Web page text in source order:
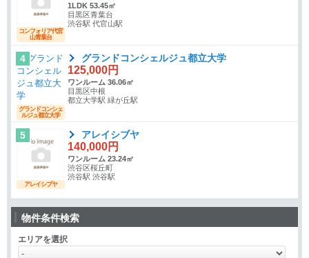
コンフォリア代官
山青葉台
1LDK 53.45㎡
目黒区青葉台
渋谷駅 代官山駅
4
グランドコンシェ
ルジュ都立大学
グランドコンシェルジュ都立大学
125,000円
ワンルーム 36.06㎡
目黒区中根
都立大学駅 緑が丘駅
5
アレイシブヤ
アレイシブヤ
140,000円
ワンルーム 23.24㎡
渋谷区桜丘町
渋谷駅 渋谷駅
物件条件検索
エリアを選択